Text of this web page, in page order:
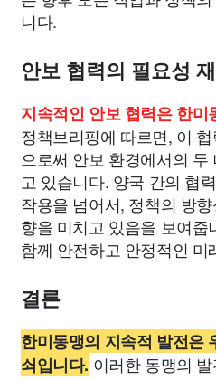
니다.
안보 협력의 필요성
지속적인 안보 협력은 한미
정책브리핑에 따르면, 이
으로써 안보 환경에서의
고 있습니다. 양국 간의 협
작용을 넘어서, 정책의 방
향을 미치고 있음을 보여
함께 안전하고 안정적인
결론
한미동맹의 지속적 발전은
쇠입니다. 이러한 동맹의